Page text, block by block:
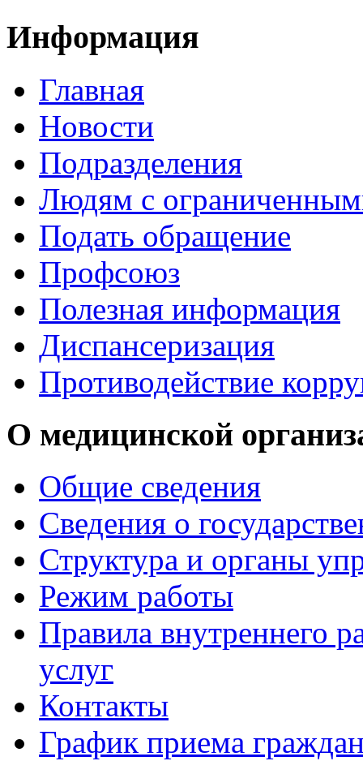
Информация
Главная
Новости
Подразделения
Людям с
Подать обращение
Профсоюз
Полезная информация
Диспансеризация
Противодействие
О медицинской
Общие сведения
Сведения о
Структура и органы
Режим работы
Правила внутреннего
услуг
Контакты
График приема